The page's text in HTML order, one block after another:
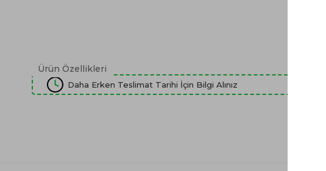
Ürün Özellikleri
Daha Erken Teslimat Tarihi İçin Bilgi Alınız